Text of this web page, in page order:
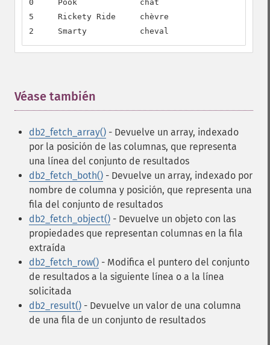
0     Pook             chat
5     Rickety Ride     chèvre
2     Smarty           cheval
Véase también
db2_fetch_array() - Devuelve un array, indexado
por la posición de las columnas, que representa
una línea del conjunto de resultados
db2_fetch_both() - Devuelve un array, indexado por
nombre de columna y posición, que representa una
fila del conjunto de resultados
db2_fetch_object() - Devuelve un objeto con las
propiedades que representan columnas en la fila
extraída
db2_fetch_row() - Modifica el puntero del conjunto
de resultados a la siguiente línea o a la línea
solicitada
db2_result() - Devuelve un valor de una columna
de una fila de un conjunto de resultados